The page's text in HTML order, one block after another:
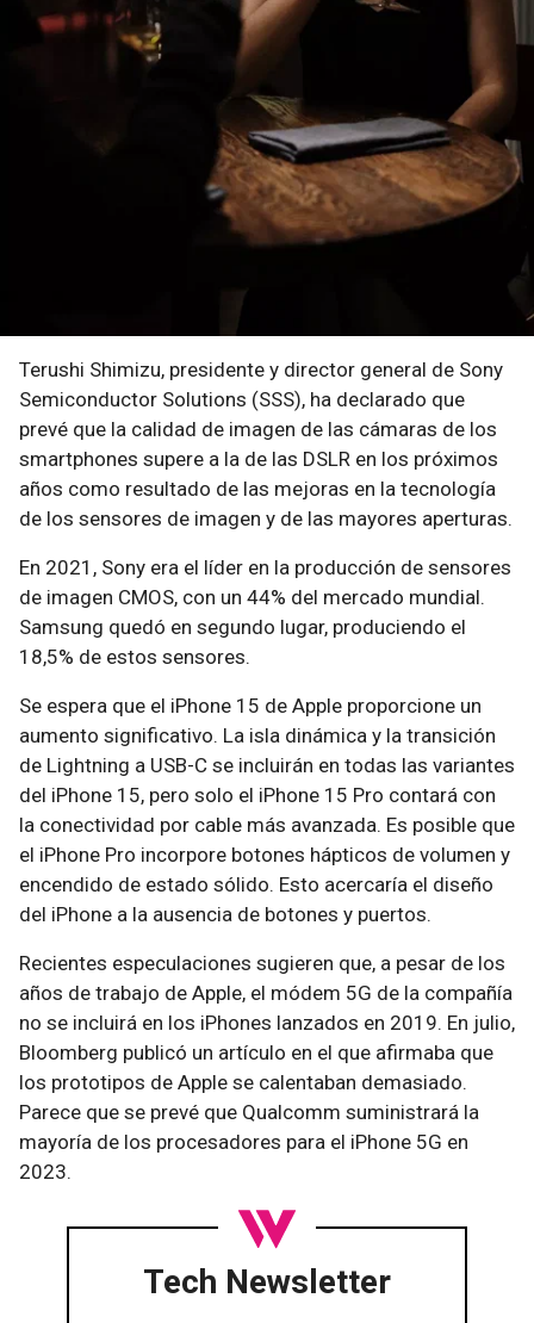
Terushi Shimizu, presidente y director general de Sony
Semiconductor Solutions (SSS), ha declarado que
prevé que la calidad de imagen de las cámaras de los
smartphones supere a la de las DSLR en los próximos
años como resultado de las mejoras en la tecnología
de los sensores de imagen y de las mayores aperturas.
En 2021, Sony era el líder en la producción de sensores
de imagen CMOS, con un 44% del mercado mundial.
Samsung quedó en segundo lugar, produciendo el
18,5% de estos sensores.
Se espera que el iPhone 15 de Apple proporcione un
aumento significativo. La isla dinámica y la transición
de Lightning a USB-C se incluirán en todas las variantes
del iPhone 15, pero solo el iPhone 15 Pro contará con
la conectividad por cable más avanzada. Es posible que
el iPhone Pro incorpore botones hápticos de volumen y
encendido de estado sólido. Esto acercaría el diseño
del iPhone a la ausencia de botones y puertos.
Recientes especulaciones sugieren que, a pesar de los
años de trabajo de Apple, el módem 5G de la compañía
no se incluirá en los iPhones lanzados en 2019. En julio,
Bloomberg publicó un artículo en el que afirmaba que
los prototipos de Apple se calentaban demasiado.
Parece que se prevé que Qualcomm suministrará la
mayoría de los procesadores para el iPhone 5G en
2023.
Tech Newsletter